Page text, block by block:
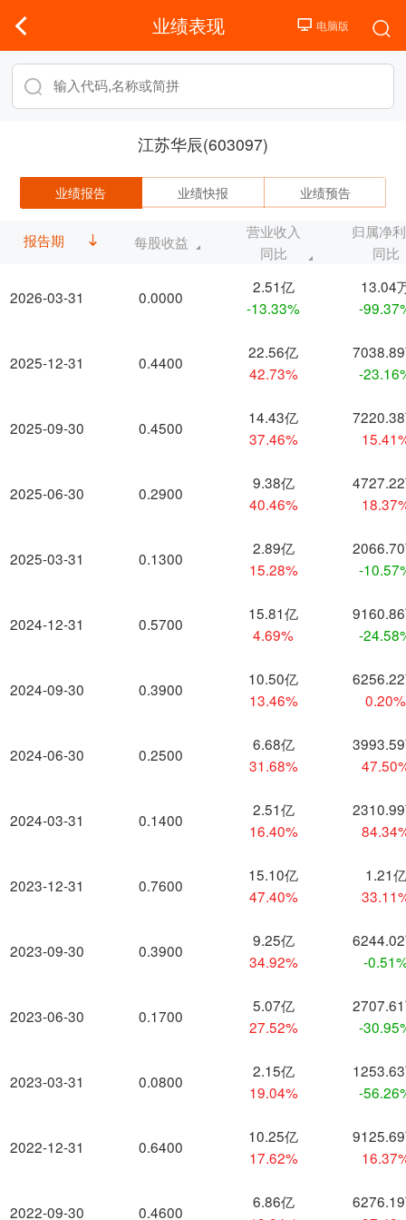
业绩表现
江苏华辰(603097)
业绩报告 业绩快报 业绩预告
报告期
2026-03-31
2025-12-31
2025-09-30
2025-06-30
2025-03-31
2024-12-31
2024-09-30
2024-06-30
2024-03-31
2023-12-31
2023-09-30
2023-06-30
2023-03-31
2022-12-31
2022-09-30
每股收益
营业收入
同比
归属净
同比
0.0000
2.51亿
-13.33%
13.04
-
0.4400
22.56亿
42.73%
-
0.4500
14.43亿
37.46%
0.2900
9.38亿
40.46%
0.1300
2.89亿
15.28%
-
0.5700
15.81亿
4.69%
-
0.3900
10.50亿
13.46%
0.20%
0.2500
6.68亿
31.68%
0.1400
2.51亿
16.40%
0.7600
15.10亿
47.40%
1.21亿
0.3900
9.25亿
34.92%
-
0.1700
5.07亿
27.52%
-
0.0800
2.15亿
19.04%
-
0.6400
10.25亿
17.62%
0.4600
6.86亿